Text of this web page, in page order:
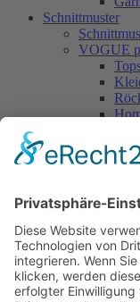
Schnittmuster
VOGUE